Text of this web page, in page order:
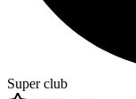
Super club